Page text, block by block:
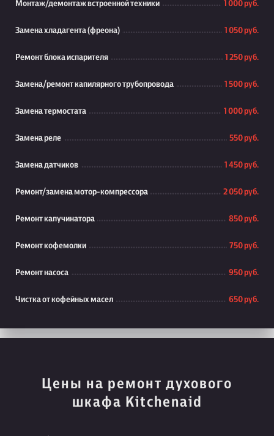
Монтаж/демонтаж встроенной техники 1 000 руб.
Замена хладагента (фреона) 1 050 руб.
Ремонт блока испарителя 1 250 руб.
Замена/ремонт капилярного трубопровода 1 500 руб.
Замена термостата 1 000 руб.
Замена реле 550 руб.
Замена датчиков 1 450 руб.
Ремонт/замена мотор-компрессора 2 050 руб.
Ремонт капучинатора 850 руб.
Ремонт кофемолки 750 руб.
Ремонт насоса 950 руб.
Чистка от кофейных масел 650 руб.
Цены на ремонт духового
шкафа Kitchenaid